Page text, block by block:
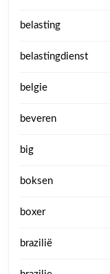
belasting
belastingdienst
belgie
beveren
big
boksen
boxer
brazilië